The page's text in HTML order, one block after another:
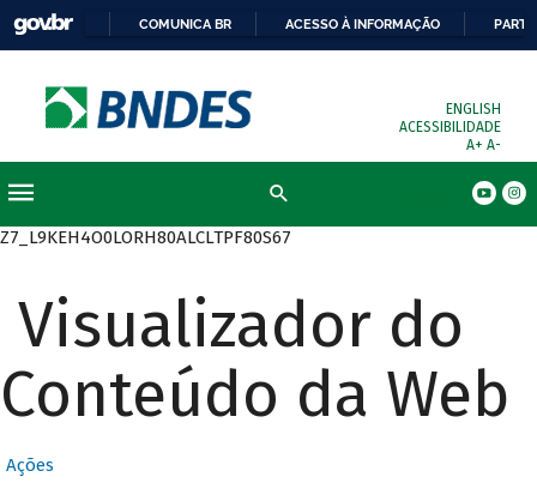
COMUNICA BR ACESSO À INFORMAÇÃO
ENGLISH
ACESSIBILIDADE
A+ A-
Z7_L9KEH4O0LORH80ALCLTPF80S67
Visualizador do
Conteúdo da Web
Ações